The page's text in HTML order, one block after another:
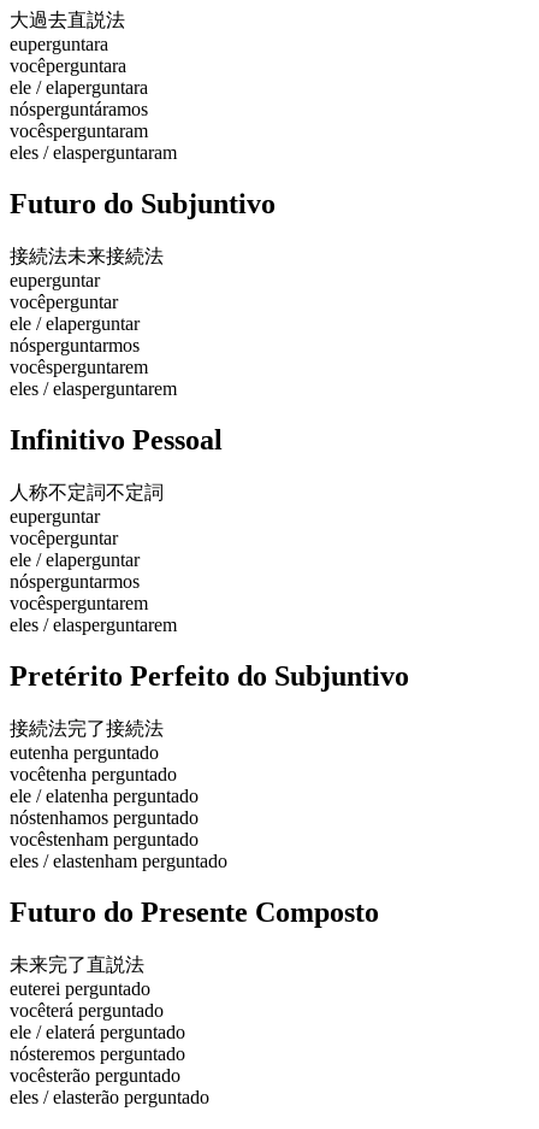
大過去直説法
euperguntara
vocêperguntara
ele / elaperguntara
nósperguntáramos
vocêsperguntaram
eles / elasperguntaram
Futuro do Subjuntivo
接続法未来接続法
euperguntar
vocêperguntar
ele / elaperguntar
nósperguntarmos
vocêsperguntarem
eles / elasperguntarem
Infinitivo Pessoal
人称不定詞不定詞
euperguntar
vocêperguntar
ele / elaperguntar
nósperguntarmos
vocêsperguntarem
eles / elasperguntarem
Pretérito Perfeito do Subjuntivo
接続法完了接続法
eutenha perguntado
vocêtenha perguntado
ele / elatenha perguntado
nóstenhamos perguntado
vocêstenham perguntado
eles / elastenham perguntado
Futuro do Presente Composto
未来完了直説法
euterei perguntado
vocêterá perguntado
ele / elaterá perguntado
nósteremos perguntado
vocêsterão perguntado
eles / elasterão perguntado